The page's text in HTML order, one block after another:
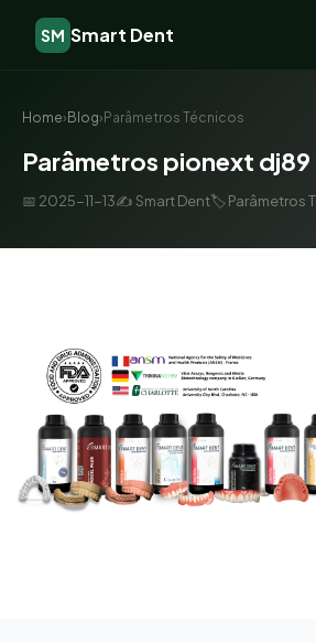
SM Smart Dent
Home› Blog› Parâmetros Técnicos
Parâmetros pionext
📅 2025-11-13✍️ Smart Dent🏷️ Parâmetros